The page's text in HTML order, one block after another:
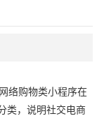
络购物类小程序在
类，说明社交电商